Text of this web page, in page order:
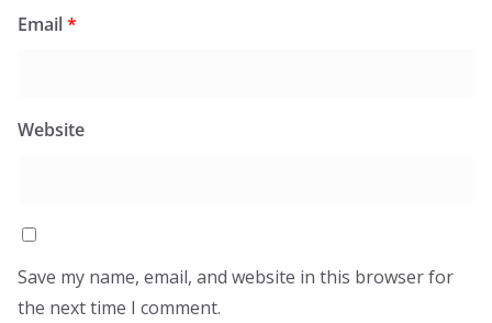
Email*
Website
Save my name, email, and website in this browser for
the next time I comment.